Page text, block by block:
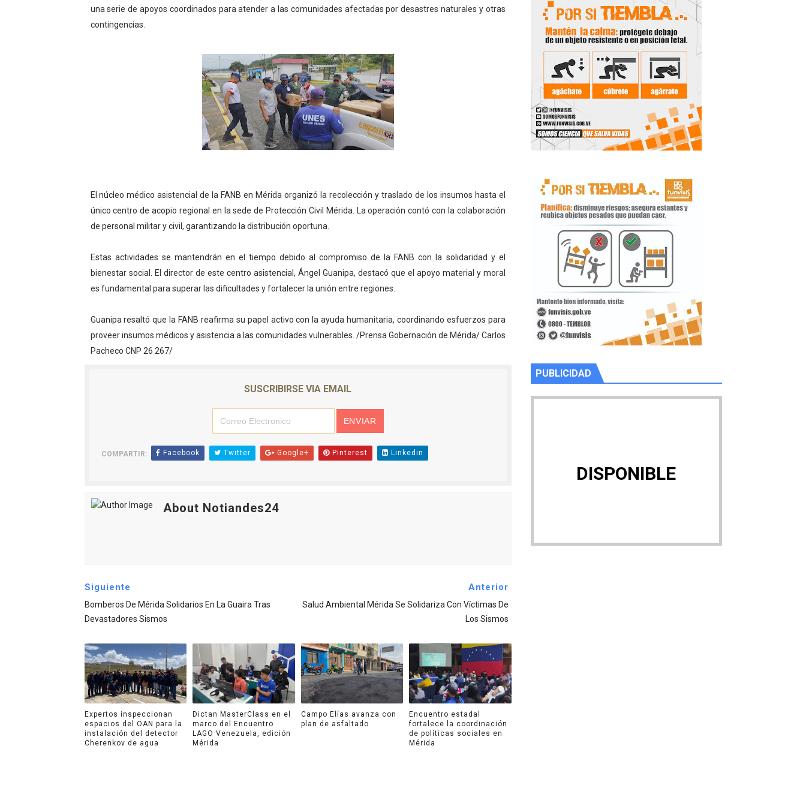
El Lactario del Iahula celebra la Semana Mundial de la Lactancia Materna
Plan Vacacional "Venezuela Ríe 2026" brinda recreación y cultura a niños del municipio Libertador
Iniciación al yoga reúne a diversos clubes deportivos de Zea en una enriquecedora jornada vacacional
Mincomunas impulsa el autogobierno en Mérida con plan de actualización y atención territorial
Expertos inspeccionan espacios del OAN para la instalación del detector Cherenkov de agua
una serie de apoyos coordinados para atender a las comunidades afectadas por desastres naturales y otras
contingencias.
El núcleo médico asistencial de la FANB en Mérida organizó la recolección y traslado de los insumos hasta el
único centro de acopio regional en la sede de Protección Civil Mérida. La operación contó con la colaboración
de personal militar y civil, garantizando la distribución oportuna.
Estas actividades se mantendrán en el tiempo debido al compromiso de la FANB con la solidaridad y el
bienestar social. El director de este centro asistencial, Ángel Guanipa, destacó que el apoyo material y moral
es fundamental para superar las dificultades y fortalecer la unión entre regiones.
Guanipa resaltó que la FANB reafirma su papel activo con la ayuda humanitaria, coordinando esfuerzos para
proveer insumos médicos y asistencia a las comunidades vulnerables. /Prensa Gobernación de Mérida/ Carlos
Pacheco CNP 26 267/
SUSCRIBIRSE VIA EMAIL
COMPARTIR: Facebook Twitter Google+ Pinterest Linkedin
About Notiandes24
Siguiente
Bomberos De Mérida Solidarios En La Guaira Tras
Devastadores Sismos
Anterior
Salud Ambiental Mérida Se Solidariza Con Víctimas De
Los Sismos
Expertos inspeccionan
espacios del OAN para la
instalación del detector
Cherenkov de agua
Dictan MasterClass en el
marco del Encuentro
LAGO Venezuela, edición
Mérida
Campo Elías avanza con
plan de asfaltado
Encuentro estadal
fortalece la coordinación
de políticas sociales en
Mérida
PUBLICIDAD
DISPONIBLE